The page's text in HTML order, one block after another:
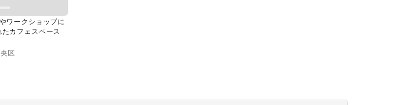
ワークショップに
カフェスペース
区